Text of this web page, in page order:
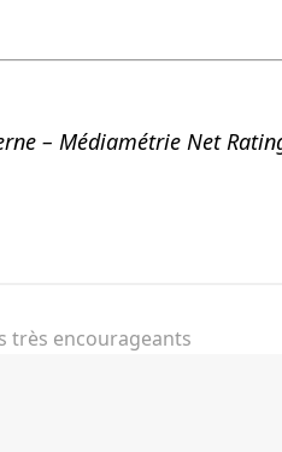
– Médiamétrie Net
très encourageants